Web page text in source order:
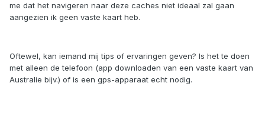
me dat het navigeren naar deze caches niet ideaal zal gaan
aangezien ik geen vaste kaart heb.
Oftewel, kan iemand mij tips of ervaringen geven? Is het te doen
met alleen de telefoon (app downloaden van een vaste kaart van
Australie bijv.) of is een gps-apparaat echt nodig.